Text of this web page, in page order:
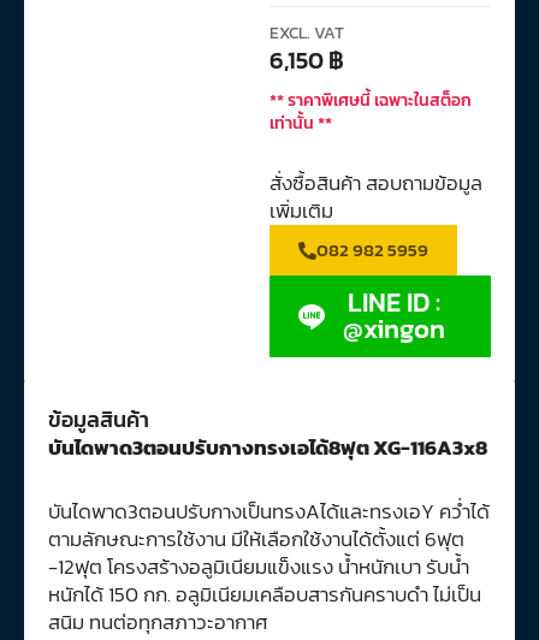
EXCL. VAT
6,150฿
** ราคาพิเศษนี้ เฉพาะในสต็อก
เท่านั้น **
สั่งซื้อสินค้า สอบถามข้อมูล
เพิ่มเติม
082 982 5959
LINE ID :
@xingon
ข้อมูลสินค้า
บันไดพาด3ตอนปรับกางทรงเอได้8ฟุต XG-116A3x8
บันไดพาด3ตอนปรับกางเป็นทรงAได้และทรงเอY คว่ำได้
ตามลักษณะการใช้งาน มีให้เลือกใช้งานได้ตั้งแต่ 6ฟุต
-12ฟุต โครงสร้างอลูมิเนียมแข็งแรง น้ำหนักเบา รับน้ำ
หนักได้ 150 กก. อลูมิเนียมเคลือบสารกันคราบดำ ไม่เป็น
สนิม ทนต่อทุกสภาวะอากาศ